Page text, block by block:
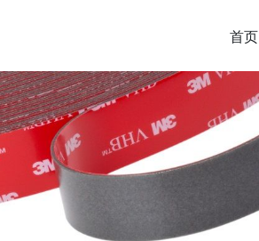
首页